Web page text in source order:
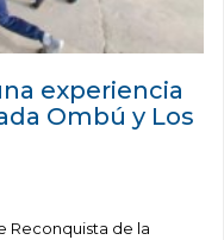
experiencia
Ombú y Los
Reconquista de la